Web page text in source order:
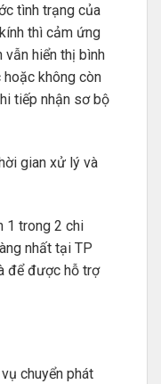
tình trạng của
thì cảm ứng
vẫn hiển thị bình
không còn
tiếp nhận sơ bộ
gian xử lý và
1 trong 2 chi
nhất tại TP
để được hỗ trợ
chuyển phát